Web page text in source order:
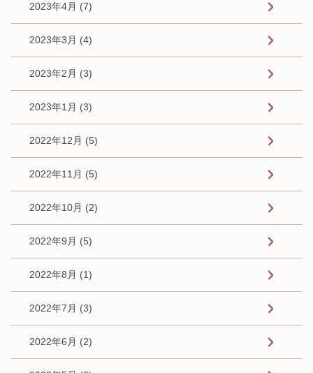
2023年4月 (7)
2023年3月 (4)
2023年2月 (3)
2023年1月 (3)
2022年12月 (5)
2022年11月 (5)
2022年10月 (2)
2022年9月 (5)
2022年8月 (1)
2022年7月 (3)
2022年6月 (2)